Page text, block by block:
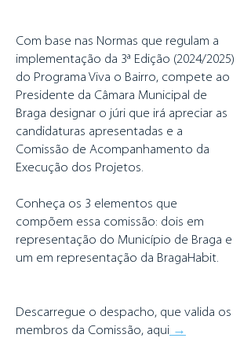
Com base nas Normas que regulam a
implementação da 3ª Edição (2024/2025)
do Programa Viva o Bairro, compete ao
Presidente da Câmara Municipal de
Braga designar o júri que irá apreciar as
candidaturas apresentadas e a
Comissão de Acompanhamento da
Execução dos Projetos.
Conheça os 3 elementos que
compõem essa comissão: dois em
representação do Município de Braga e
um em representação da BragaHabit.
Descarregue o despacho, que valida os
membros da Comissão, aqui →